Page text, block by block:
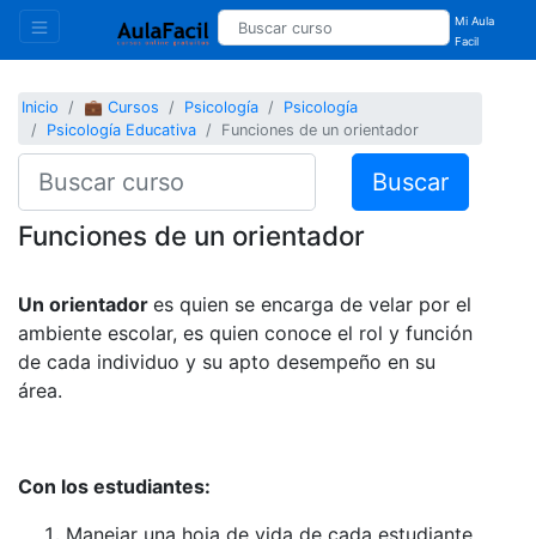
Mi Aula
Facil
Inicio 💼 Cursos Psicología
Psicología
Psicología Educativa
Funciones de un orientador
Buscar
Funciones de un orientador
Un orientador es quien se encarga de velar por el
ambiente escolar, es quien conoce el rol y función
de cada individuo y su apto desempeño en su
área.
Con los estudiantes:
Manejar una hoja de vida de cada estudiante